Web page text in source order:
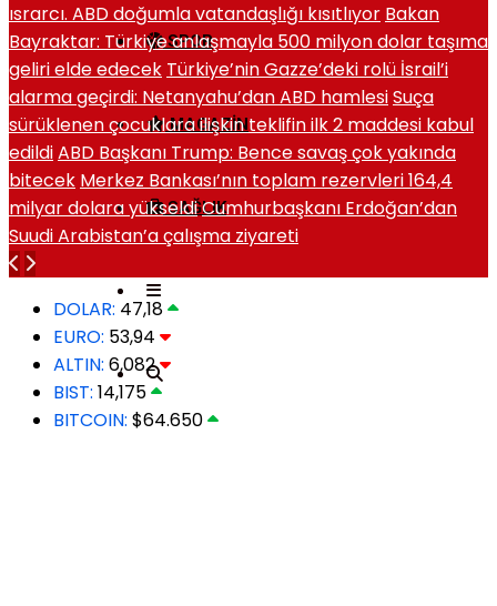
SPOR
MAGAZIN
SAĞLIK
ısrarcı. ABD doğumla vatandaşlığı kısıtlıyor Bakan
Bayraktar: Türkiye anlaşmayla 500 milyon dolar taşıma
geliri elde edecek Türkiye’nin Gazze’deki rolü İsrail’i
alarma geçirdi: Netanyahu’dan ABD hamlesiSuça
sürüklenen çocuklara ilişkin teklifin ilk 2 maddesi kabul
edildiABD Başkanı Trump: Bence savaş çok yakında
bitecek Merkez Bankası’nın toplam rezervleri 164,4
milyar dolara yükseldiCumhurbaşkanı Erdoğan’dan
Suudi Arabistan’a çalışma ziyareti
DOLAR: 47,18
EURO: 53,94
ALTIN: 6,082
BIST: 14,175
BITCOIN: $64.650